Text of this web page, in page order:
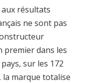
aux résultats
ne sont pas
premier dans les
sur les 172
la marque totalise